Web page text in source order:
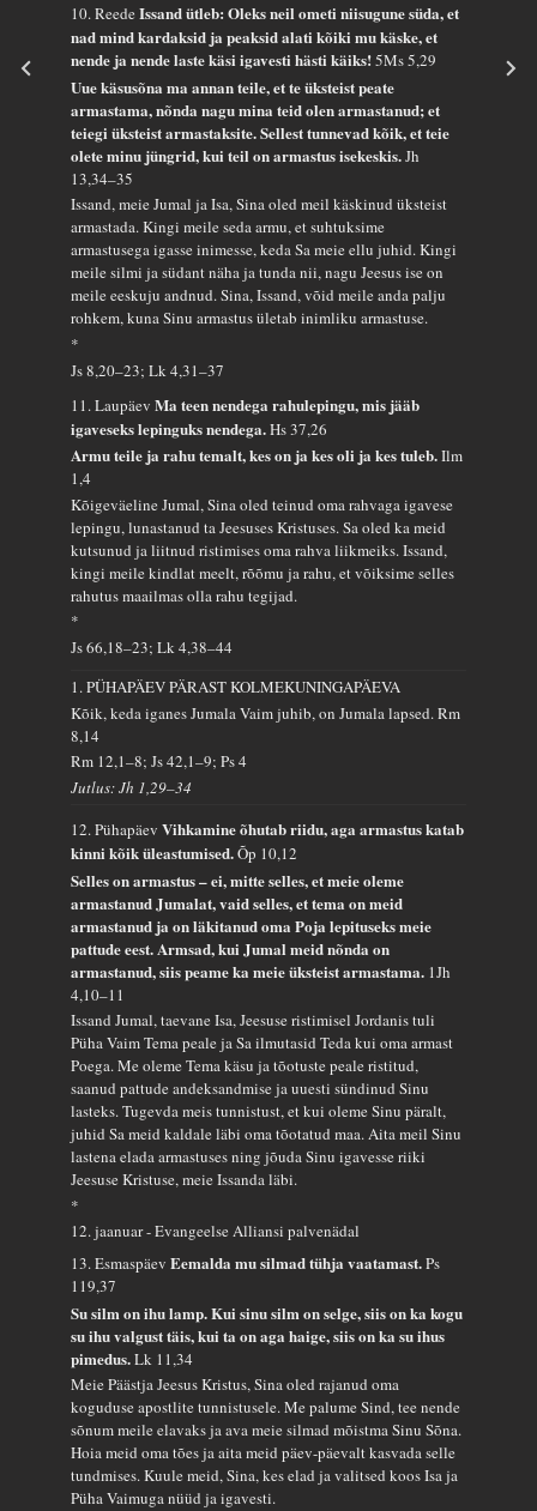
10. ReedeIssand ütleb: Oleks neil ometi niisugune süda, et
nad mind kardaksid ja peaksid alati kõiki mu käske, et
nende ja nende laste käsi igavesti hästi käiks!5Ms 5,29
Uue käsusõna ma annan teile, et te üksteist peate
armastama, nõnda nagu mina teid olen armastanud; et
teiegi üksteist armastaksite. Sellest tunnevad kõik, et teie
olete minu jüngrid, kui teil on armastus isekeskis.Jh
13,34–35
Issand, meie Jumal ja Isa, Sina oled meil käskinud üksteist
armastada. Kingi meile seda armu, et suhtuksime
armastusega igasse inimesse, keda Sa meie ellu juhid. Kingi
meile silmi ja südant näha ja tunda nii, nagu Jeesus ise on
meile eeskuju andnud. Sina, Issand, võid meile anda palju
rohkem, kuna Sinu armastus ületab inimliku armastuse.
*
Js 8,20–23; Lk 4,31–37
11. LaupäevMa teen nendega rahulepingu, mis jääb
igaveseks lepinguks nendega.Hs 37,26
Armu teile ja rahu temalt, kes on ja kes oli ja kes tuleb.Ilm
1,4
Kõigeväeline Jumal, Sina oled teinud oma rahvaga igavese
lepingu, lunastanud ta Jeesuses Kristuses. Sa oled ka meid
kutsunud ja liitnud ristimises oma rahva liikmeiks. Issand,
kingi meile kindlat meelt, rõõmu ja rahu, et võiksime selles
rahutus maailmas olla rahu tegijad.
*
Js 66,18–23; Lk 4,38–44
1. PÜHAPÄEV PÄRAST KOLMEKUNINGAPÄEVA
Kõik, keda iganes Jumala Vaim juhib, on Jumala lapsed.Rm
8,14
Rm 12,1–8; Js 42,1–9; Ps 4
Jutlus: Jh 1,29–34
12. PühapäevVihkamine õhutab riidu, aga armastus katab
kinni kõik üleastumised.Õp 10,12
Selles on armastus – ei, mitte selles, et meie oleme
armastanud Jumalat, vaid selles, et tema on meid
armastanud ja on läkitanud oma Poja lepituseks meie
pattude eest. Armsad, kui Jumal meid nõnda on
armastanud, siis peame ka meie üksteist armastama. 1Jh
4,10–11
Issand Jumal, taevane Isa, Jeesuse ristimisel Jordanis tuli
Püha Vaim Tema peale ja Sa ilmutasid Teda kui oma armast
Poega. Me oleme Tema käsu ja tõotuste peale ristitud,
saanud pattude andeksandmise ja uuesti sündinud Sinu
lasteks. Tugevda meis tunnistust, et kui oleme Sinu päralt,
juhid Sa meid kaldale läbi oma tõotatud maa. Aita meil Sinu
lastena elada armastuses ning jõuda Sinu igavesse riiki
Jeesuse Kristuse, meie Issanda läbi.
*
12. jaanuar - Evangeelse Alliansi palvenädal
13. EsmaspäevEemalda mu silmad tühja vaatamast.Ps
119,37
Su silm on ihu lamp. Kui sinu silm on selge, siis on ka kogu
su ihu valgust täis, kui ta on aga haige, siis on ka su ihus
pimedus.Lk 11,34
Meie Päästja Jeesus Kristus, Sina oled rajanud oma
koguduse apostlite tunnistusele. Me palume Sind, tee nende
sõnum meile elavaks ja ava meie silmad mõistma Sinu Sõna.
Hoia meid oma tões ja aita meid päev-päevalt kasvada selle
tundmises. Kuule meid, Sina, kes elad ja valitsed koos Isa ja
Püha Vaimuga nüüd ja igavesti.